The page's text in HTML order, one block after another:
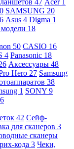
SAMSUNG 20
Asus 4 Digma 1
18
50 CASIO 16
4 Panasonic 18
Аксессуары 48
Hero 27 Samsung
38
1 SONY 9
42 Сейф-
для сканеров 3
сканеры
кода 3 Чеки,